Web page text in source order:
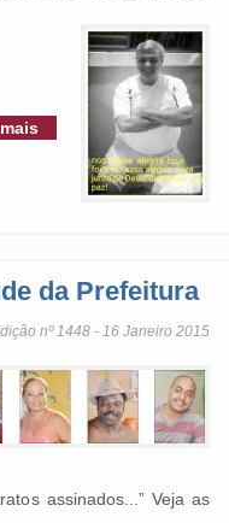
da Prefeitura
nº 1448 - 16 Janeiro 2015
assinados...” Veja as